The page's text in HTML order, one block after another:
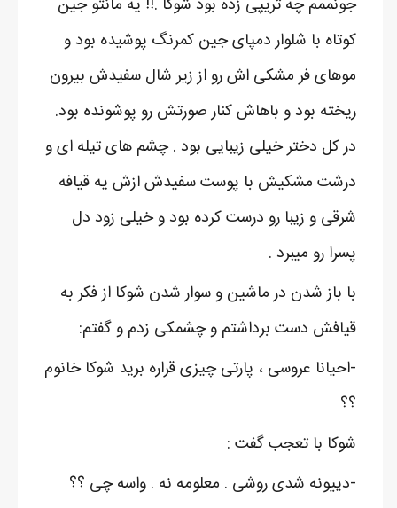
کوتاه با شلوار دمپای جین کمرنگ پوشیده بود و
موهای فر مشکی اش رو از زیر شال سفیدش بیرون
ریخته بود و باهاش کنار صورتش رو پوشونده بود.
در کل دختر خیلی زیبایی بود . چشم های تیله ای و
درشت مشکیش با پوست سفیدش ازش یه قیافه
شرقی و زیبا رو درست کرده بود و خیلی زود دل
پسرا رو میبرد .
با باز شدن در ماشین و سوار شدن شوکا از فکر به
قیافش دست برداشتم و چشمکی زدم و گفتم:
-احیانا عروسی ، پارتی چیزی قراره برید شوکا خانوم
؟؟
شوکا با تعجب گفت :
-دییونه شدی روشی . معلومه نه . واسه چی ؟؟